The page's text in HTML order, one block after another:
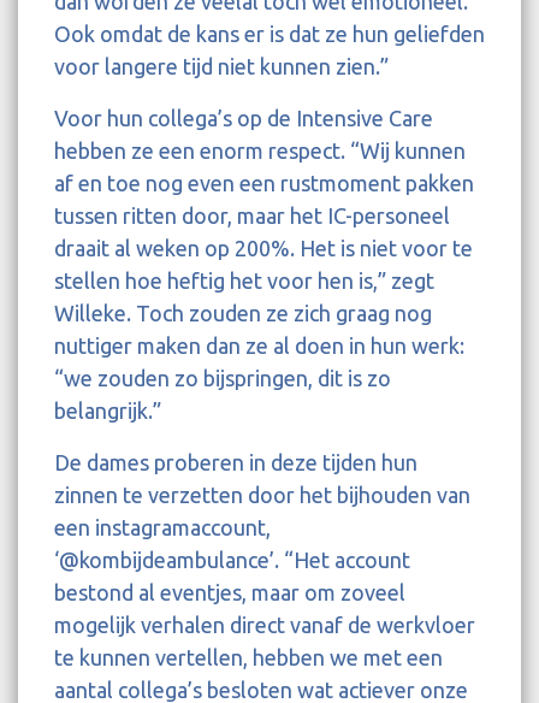
Ook omdat de kans er is dat ze hun geliefden
voor langere tijd niet kunnen zien.”
Voor hun collega’s op de Intensive Care
hebben ze een enorm respect. “Wij kunnen
af en toe nog even een rustmoment pakken
tussen ritten door, maar het IC-personeel
draait al weken op 200%. Het is niet voor te
stellen hoe heftig het voor hen is,” zegt
Willeke. Toch zouden ze zich graag nog
nuttiger maken dan ze al doen in hun werk:
“we zouden zo bijspringen, dit is zo
belangrijk.”
De dames proberen in deze tijden hun
zinnen te verzetten door het bijhouden van
een instagramaccount,
‘@kombijdeambulance’. “Het account
bestond al eventjes, maar om zoveel
mogelijk verhalen direct vanaf de werkvloer
te kunnen vertellen, hebben we met een
aantal collega’s besloten wat actiever onze